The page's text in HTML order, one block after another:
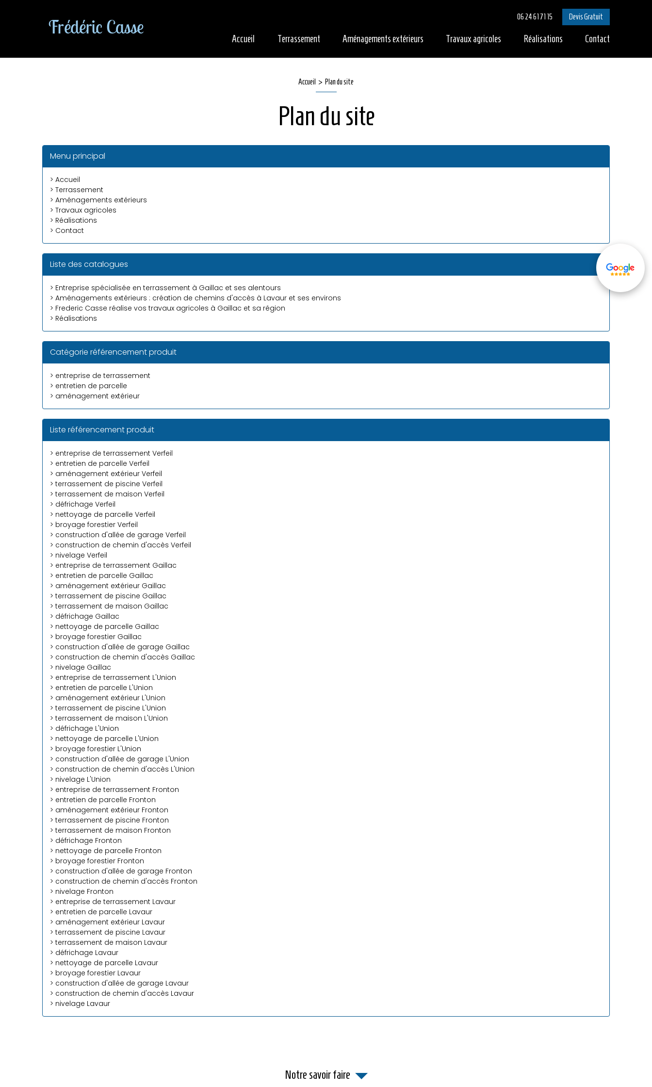
06 24 61 71 15 Devis Gratuit
Accueil Terrassement Aménagements extérieurs Travaux agricoles Réalisations Contact
Accueil Plan du site
Plan du site
Menu principal
> Accueil
> Terrassement
> Aménagements extérieurs
> Travaux agricoles
> Réalisations
> Contact
Liste des catalogues
> Entreprise spécialisée en terrassement à Gaillac et ses alentours
> Aménagements extérieurs : création de chemins d'accès à Lavaur et ses environs
> Frederic Casse réalise vos travaux agricoles à Gaillac et sa région
> Réalisations
Catégorie référencement produit
> entreprise de terrassement
> entretien de parcelle
> aménagement extérieur
Liste référencement produit
> entreprise de terrassement Verfeil
> entretien de parcelle Verfeil
> aménagement extérieur Verfeil
> terrassement de piscine Verfeil
> terrassement de maison Verfeil
> défrichage Verfeil
> nettoyage de parcelle Verfeil
> broyage forestier Verfeil
> construction d'allée de garage Verfeil
> construction de chemin d'accès Verfeil
> nivelage Verfeil
> entreprise de terrassement Gaillac
> entretien de parcelle Gaillac
> aménagement extérieur Gaillac
> terrassement de piscine Gaillac
> terrassement de maison Gaillac
> défrichage Gaillac
> nettoyage de parcelle Gaillac
> broyage forestier Gaillac
> construction d'allée de garage Gaillac
> construction de chemin d'accès Gaillac
> nivelage Gaillac
> entreprise de terrassement L'Union
> entretien de parcelle L'Union
> aménagement extérieur L'Union
> terrassement de piscine L'Union
> terrassement de maison L'Union
> défrichage L'Union
> nettoyage de parcelle L'Union
> broyage forestier L'Union
> construction d'allée de garage L'Union
> construction de chemin d'accès L'Union
> nivelage L'Union
> entreprise de terrassement Fronton
> entretien de parcelle Fronton
> aménagement extérieur Fronton
> terrassement de piscine Fronton
> terrassement de maison Fronton
> défrichage Fronton
> nettoyage de parcelle Fronton
> broyage forestier Fronton
> construction d'allée de garage Fronton
> construction de chemin d'accès Fronton
> nivelage Fronton
> entreprise de terrassement Lavaur
> entretien de parcelle Lavaur
> aménagement extérieur Lavaur
> terrassement de piscine Lavaur
> terrassement de maison Lavaur
> défrichage Lavaur
> nettoyage de parcelle Lavaur
> broyage forestier Lavaur
> construction d'allée de garage Lavaur
> construction de chemin d'accès Lavaur
> nivelage Lavaur
Notre savoir faire